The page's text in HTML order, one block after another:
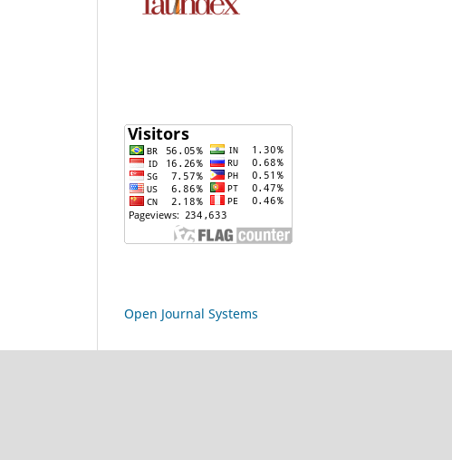
Open Journal Systems